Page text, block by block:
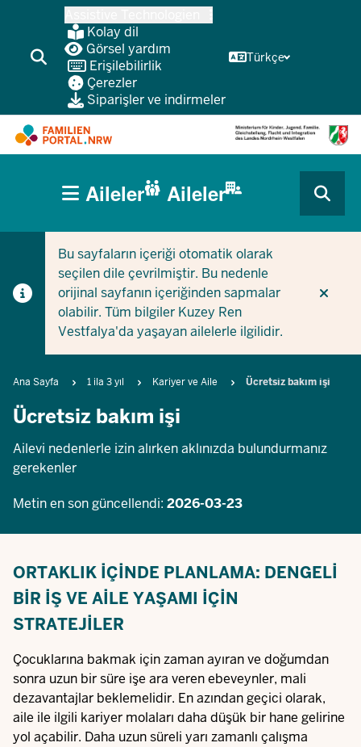
Kolay dil
Görsel yardım
Erişilebilirlik
Çerezler
Siparişler ve indirmeler
Türkçe
CURRENT SECTION AILELER IÇIN
CURRENT SECTION ŞIRKETLER/BELEDIYELER IÇIN
HAUPTNAVIGATION
(BÜRGERBEREICH
Aileler Aileler
Bu sayfaların içeriği otomatik olarak
seçilen dile çevrilmiştir. Bu nedenle
orijinal sayfanın içeriğinden sapmalar
olabilir. Tüm bilgiler Kuzey Ren
Vestfalya'da yaşayan ailelerle ilgilidir.
Breadcrumb
Ana Sayfa 1 ila 3 yıl Kariyer ve Aile Ücretsiz bakım işi
Ücretsiz bakım işi
Ailevi nedenlerle izin alırken aklınızda bulundurmanız
gerekenler
Metin en son güncellendi: 2026-03-23
ORTAKLIK IÇINDE PLANLAMA: DENGELI
BIR IŞ VE AILE YAŞAMI IÇIN
STRATEJILER
Çocuklarına bakmak için zaman ayıran ve doğumdan
sonra uzun bir süre işe ara veren ebeveynler, mali
dezavantajlar beklemelidir. En azından geçici olarak,
aile ile ilgili kariyer molaları daha düşük bir hane gelirine
yol açabilir. Daha uzun süreli yarı zamanlı çalışma